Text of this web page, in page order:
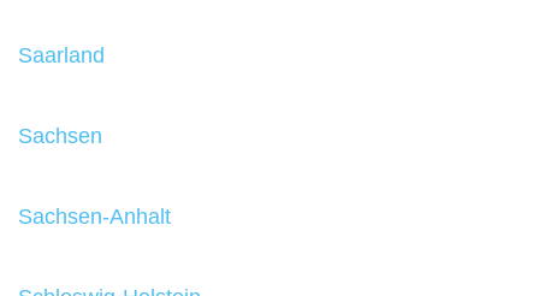
Saarland
Sachsen
Sachsen-Anhalt